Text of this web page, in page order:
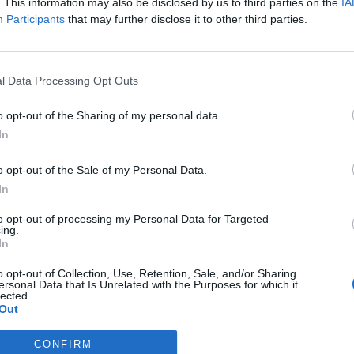
Participants that may further disclose it to other third parties.
Data Processing Opt Outs
opt-out of the Sharing of my personal data.
opt-out of the Sale of my Personal Data.
opt-out of processing my Personal Data for Targeted
opt-out of Collection, Use, Retention, Sale, and/or Sharing
Data that Is Unrelated with the Purposes for which it
CONFIRM
ευθύνης του
Εφαρμόζει το πρόγραμμα καθαριοτήτων του
του πόστου του
Φροντίζει για την επάρκεια αναλωσίμων, σύμφωνα
Ελέγχει την ορθή χρήση και τη συντήρηση του
Εκπαίδευση ως κρεοκόπτης
Επιθυμητή εμπειρία τουλάχιστον 1 έτος σε
Δεξιότητες
Προσαρμοστικότητα